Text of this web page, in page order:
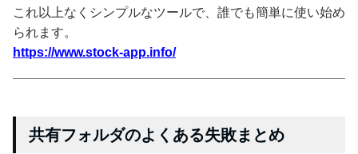
これ以上なくシンプルなツールで、誰でも簡単に使い始め
られます。
https://www.stock-app.info/
共有フォルダのよくある失敗まとめ